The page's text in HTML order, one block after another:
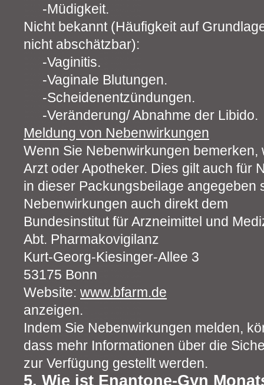
Müdigkeit.
Nicht bekannt (Häufigkeit auf
nicht abschätzbar):
Vaginitis.
Vaginale Blutungen.
Scheidenentzündungen.
Veränderung/ Abnahme der Libido.
Meldung von Nebenwirkungen
Wenn Sie Nebenwirkungen bemerken,
Arzt oder Apotheker. Dies gilt auch für
in dieser Packungsbeilage angegeben
Nebenwirkungen auch direkt dem
Bundesinstitut für Arzneimittel und
Abt. Pharmakovigilanz
Kurt-Georg-Kiesinger-Allee 3
53175 Bonn
Website: www.bfarm.de
anzeigen.
Indem Sie Nebenwirkungen melden,
dass mehr Informationen über die
zur Verfügung gestellt werden.
5. Wie ist Enantone-Gyn